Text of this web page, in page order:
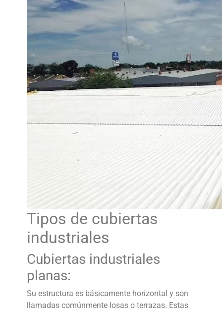
Tipos de cubiertas
industriales
Cubiertas industriales
planas:
Su estructura es básicamente horizontal y son
llamadas comúnmente losas o terrazas. Estas